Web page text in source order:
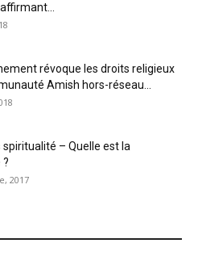
révoque les droits religieux
Amish hors-réseau...
spiritualité – Quelle est la
2017